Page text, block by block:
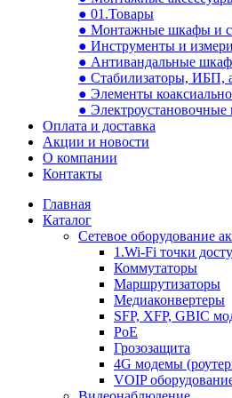
● 01.Товары
● Монтажные шкафы и
● Инструменты и
● Антивандальные
● Стабилизаторы, ИБП,
● Элементы
● Электроустановочные
Оплата и доставка
Акции и новости
О компании
Контакты
Главная
Каталог
Сетевое оборудование
1.Wi-Fi точки
Коммутаторы
Маршрутизаторы
Медиаконвертеры
SFP, XFP, GBIC
PoE
Грозозащита
4G модемы
VOIP